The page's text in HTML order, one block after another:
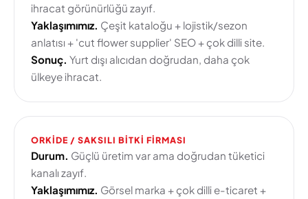
ihracat görünürlüğü zayıf.
Yaklaşımımız. Çeşit kataloğu + lojistik/sezon
anlatısı + 'cut flower supplier' SEO + çok dilli site.
Sonuç. Yurt dışı alıcıdan doğrudan, daha çok
ülkeye ihracat.
ORKIDE / SAKSILI BITKI FIRMASI
Durum. Güçlü üretim var ama doğrudan tüketici
kanalı zayıf.
Yaklaşımımız. Görsel marka + çok dilli e-ticaret +